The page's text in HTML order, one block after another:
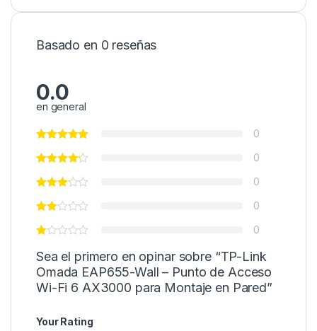
Basado en 0 reseñas
0.0
en general
0
0
0
0
0
Sea el primero en opinar sobre “TP-Link
Omada EAP655-Wall – Punto de Acceso
Wi-Fi 6 AX3000 para Montaje en Pared”
Your Rating